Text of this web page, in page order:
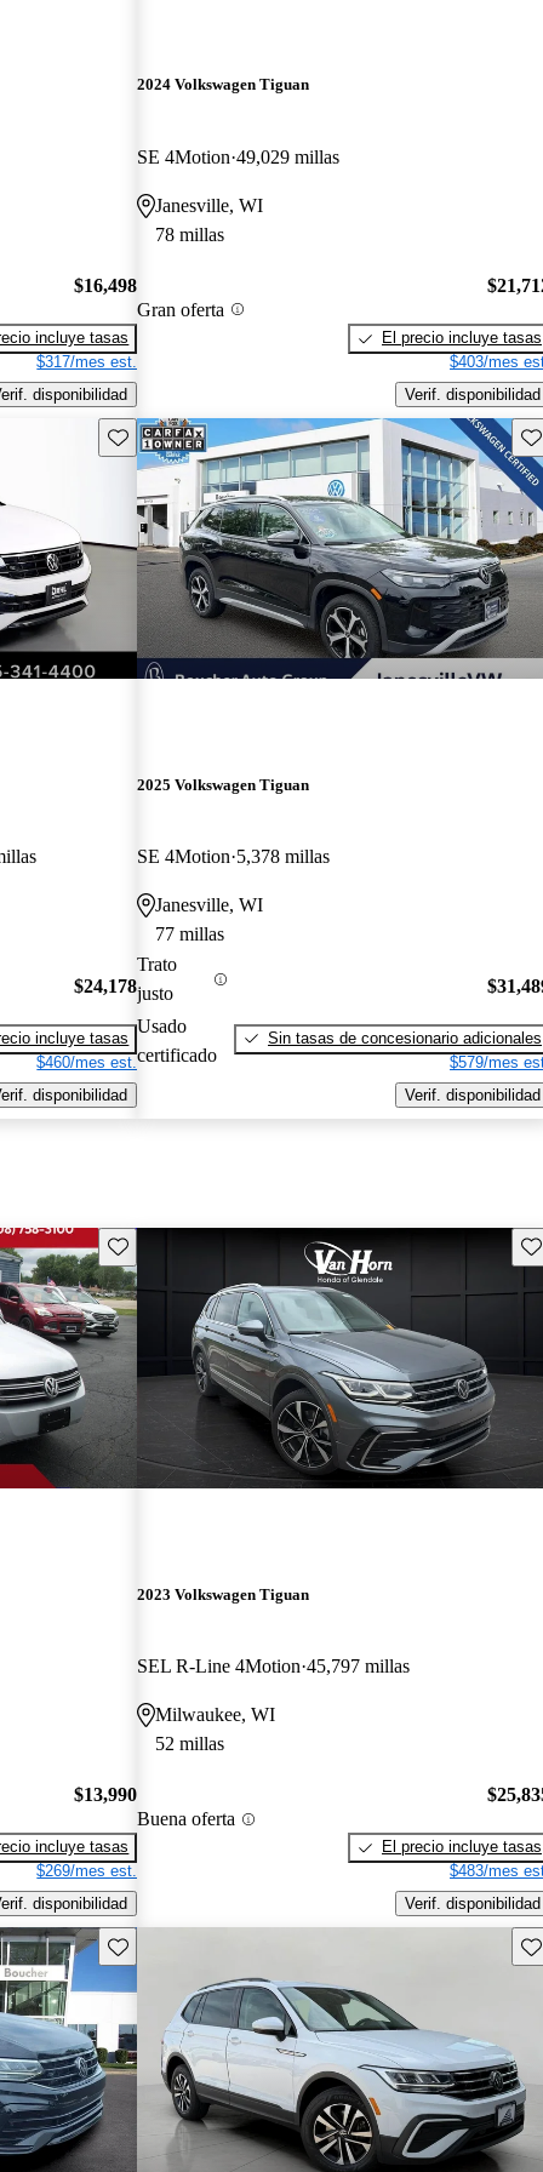
$16,498
incluye tasas
$317/mes est.
disponibilidad
2024 Volkswagen Tiguan
SE 4Motion 49,029 millas
Janesville, WI
78 millas
Gran oferta
El precio incluye tasas
$403/mes
Verif. disponibilidad
Guarda este Aviso
$24,178
incluye tasas
$460/mes est.
disponibilidad
2025 Volkswagen Tiguan
SE 4Motion 5,378 millas
Janesville, WI
77 millas
Trato
justo
Usado
certificado
Sin tasas de concesionario adicionales
$579/mes
Verif. disponibilidad
Guarda este Aviso
$13,990
incluye tasas
$269/mes est.
disponibilidad
2023 Volkswagen Tiguan
SEL R-Line 4Motion 45,797 millas
Milwaukee, WI
52 millas
Buena oferta
El precio incluye tasas
$483/mes
Verif. disponibilidad
Guarda este Aviso